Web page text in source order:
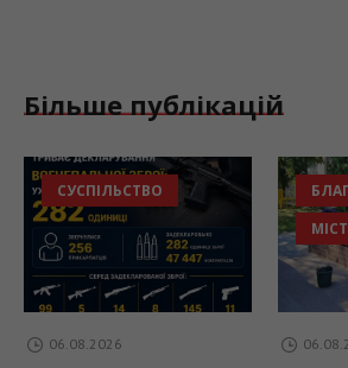
Більше публікацій
БЛАГОУСТРІЙ
МІСТО